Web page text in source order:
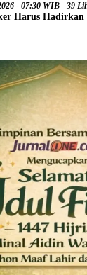
- 07:30 WIB 39
Harus Hadirkan